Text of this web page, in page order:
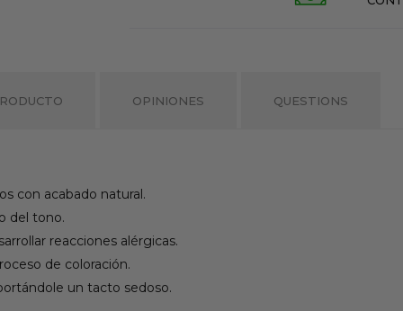
OPINIONES QUESTIONS
con acabado natural.
del tono.
reacciones alérgicas.
de coloración.
un tacto sedoso.